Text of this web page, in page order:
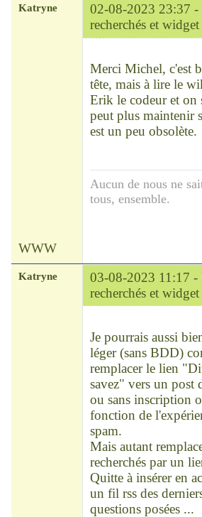
Katryne 02-08-2023 23:37 -
recherchés et
Merci Michel, c'est
tête, mais à lire le
Erik le codeur et on
peut plus maintenir
est un peu obsolète.
Aucun de nous ne
tous, ensemble.
WWW
Katryne 03-08-2023 11:17 -
recherchés et
Je pourrais aussi
léger (sans BDD)
remplacer le lien
savez" vers un post
ou sans inscription
fonction de
spam.
Mais autant
recherchés par un
Quitte à insérer en
un fil rss des
questions posées ...